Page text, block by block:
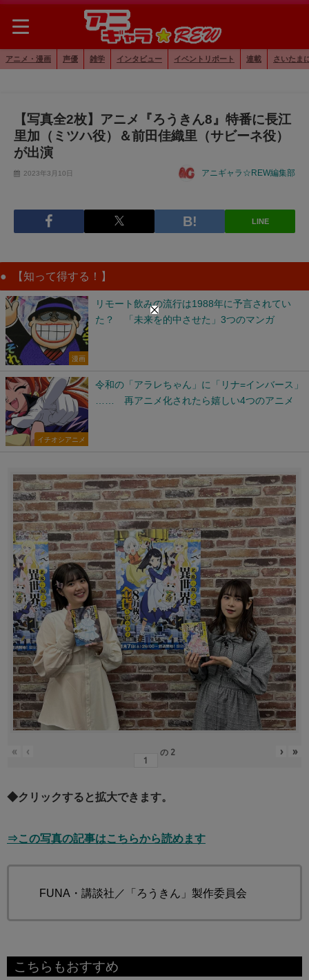
アニメ・漫画 声優 雑学 インタビュー イベントリポート 連載 さいたま
【写真全2枚】アニメ『ろうきん8』特番に長江
里加（ミツハ役）＆前田佳織里（サビーネ役）
が出演
2023年3月10日 アニギャラ☆REW編集部
LINE
【知って得する！】
漫画
リモート飲みの流行は1988年に予言されてい
た？ 「未来を的中させた」3つのマンガ
イチオシアニメ
令和の「アラレちゃん」に「リナ=インバース」
…… 再アニメ化されたら嬉しい4つのアニメ
« ‹ の 2 › »
◆クリックすると拡大できます。
⇒この写真の記事はこちらから読めます
© FUNA・講談社／「ろうきん」製作委員会
こちらもおすすめ